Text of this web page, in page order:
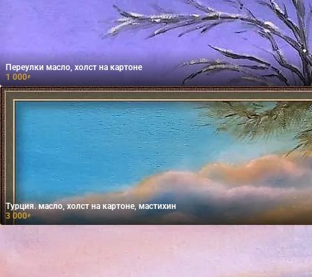
Переулки масло, холст на картоне
1 000₽
Турция. масло, холст на картоне, мастихин
3 000₽